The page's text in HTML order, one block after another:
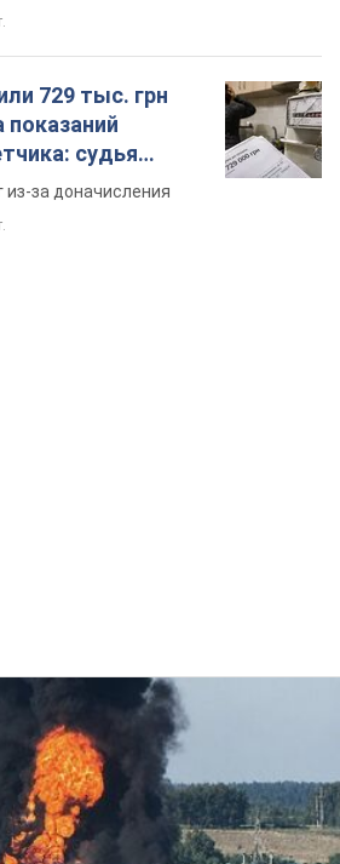
729 тыс. грн
показаний
судья
решение
из-за доначисления